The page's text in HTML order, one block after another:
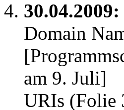
30.04.2009:
Domain
am 9. Juli]
URIs (Folie